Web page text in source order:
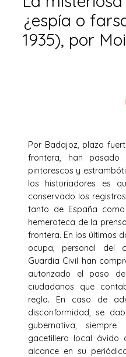
¿espía o
1935), por
Por Badajoz, plaza
frontera, han
pintorescos y
los historiadores es
conservado los
tanto de España
hemeroteca de la
frontera. En los últimos
ocupa, personal del
Guardia Civil han
autorizado el paso
ciudadanos que
regla. En caso de
disconformidad, se
gubernativa,
gacetillero local ávido
alcance en su